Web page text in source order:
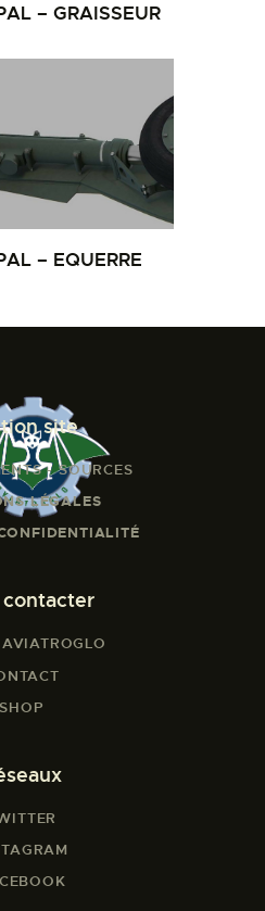
– GRAISSEUR
– EQUERRE
site
- SOURCES
LÉGALES
contacter
SHOP